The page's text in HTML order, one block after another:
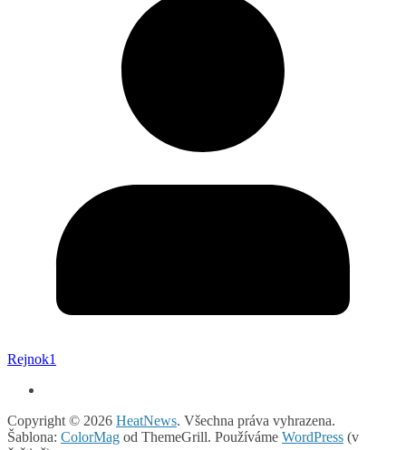
Rejnok1
Copyright © 2026 HeatNews. Všechna práva vyhrazena.
Šablona: ColorMag od ThemeGrill. Používáme WordPress (v